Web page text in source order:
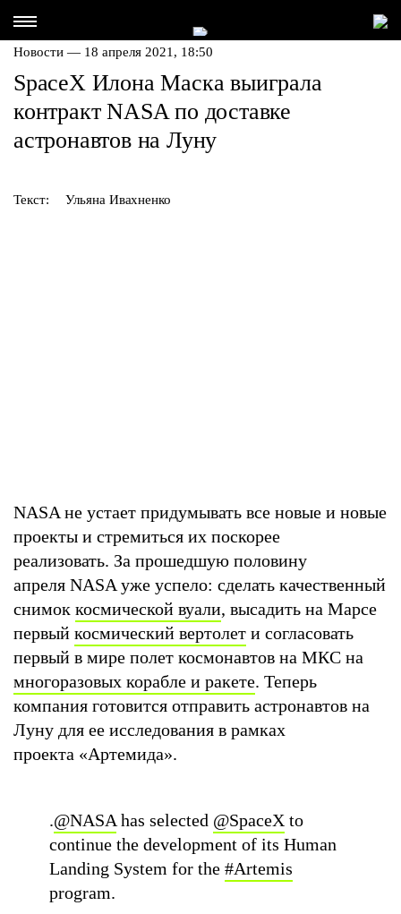
Новости — 18 апреля 2021, 18:50
SpaceX Илона Маска выиграла
контракт NASA по доставке
астронавтов на Луну
Текст: Ульяна Ивахненко
NASA не устает придумывать все новые и новые
проекты и стремиться их поскорее
реализовать. За прошедшую половину
апреля NASA уже успело: сделать качественный
снимок космической вуали, высадить на Марсе
первый космический вертолет и согласовать
первый в мире полет космонавтов на МКС на
многоразовых корабле и ракете. Теперь
компания готовится отправить астронавтов на
Луну для ее исследования в рамках
проекта «Артемида».
.@NASA has selected @SpaceX to
continue the development of its Human
Landing System for the #Artemis
program.